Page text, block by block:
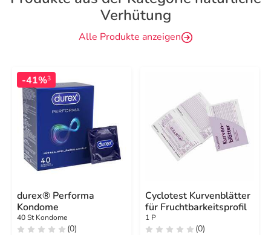
Verhütung
Alle Produkte anzeigen
-41%3
durex® Performa
Kondome
40 St Kondome
(0)
Cyclotest Kurvenblätter
für Fruchtbarkeitsprofil
1 P
(0)